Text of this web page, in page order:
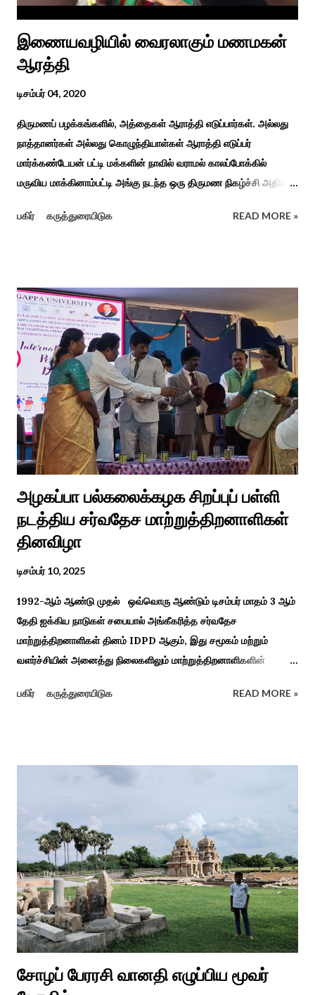
இணையவழியில் வைரலாகும் மணமகன்
ஆரத்தி
டிசம்பர் 04, 2020
திருமணப் பழக்கங்களில், அத்தைகள் ஆராத்தி எடுப்பார்கள். அல்லது
நாத்தானர்கள் அல்லது கொழுந்தியாள்கள் ஆராத்தி எடுப்பர்
மார்க்கண்டேயன் பட்டி மக்களின் நாவில் வராமல் காலப்போக்கில்
மருவிய மாக்கினாம்பட்டி அங்கு நடந்த ஒரு திருமண நிகழ்ச்சி அதில்
ஆராத்தியெடுத்த கொழுந்தியாள்கள் பாடிய ஆராத்தி பாட்டு ஒன்று 30
வைரலாகிகி யது. தமிழகத்தில் ஒவ்வொரு குடும்பத்திற்கும் திருமணப்
பழக்க வழக்கங்கள் ஜாதிய சமூக ரீதியாக வேறுபடும். அந்த வகையில்,
ஆராத்தி எடுக்கும் முறையும் சற்று வேறுபடுடன் தான் இருக்கும்.அப்படி
திருமணம் ஒன்றில் கொழுந்தியாள்கள் மூன்று பேர் இணைந்து
மாப்பிள்ளைக்கு ஆராத்தி எடுத்துள்ளனர். அப்போது மாப்பிள்ளையைக்
கேலியாக நகைச்சுவை உணர்வு பொங்க பாடிய வரிகளை வைத்து
அவர்கள் பாடிய பாடல் இணையதளத்தில் வைரலாகிறது.“மாடு மேய்த்த
மச்சான்” என...
பகிர் கருத்துரையிடுக READ MORE »
அழகப்பா பல்கலைக்கழக சிறப்புப் பள்ளி
நடத்திய சர்வதேச மாற்றுத்திறனாளிகள்
தினவிழா
டிசம்பர் 10, 2025
1992-ஆம் ஆண்டு முதல் ஒவ்வொரு ஆண்டும் டிசம்பர் மாதம் 3 ஆம்
தேதி ஐக்கிய நாடுகள் சபையால் அங்கீகரித்த சர்வதேச
மாற்றுத்திறனாளிகள் தினம் IDPD ஆகும், இது சமூகம் மற்றும்
வளர்ச்சியின் அனைத்து நிலைகளிலும் மாற்றுத்திறனாளிகளின்
நோக்கமாகக் கொண்டது. சமூகத்தில் மாற்றுத்திறனாளிகளின்
நிகழ்ச்சிகள், கருத்தரங்குகள் மற்றும் உதவிகள் வழங்கும் விழாக்கள்
பல்கலைக்கழகத்தின் சிறப்புக் கல்வி மற்றும் மறுவாழ்வு அறிவியல்
துறை, மற்றும் டாக்டர் அழகப்பா கல்வி அறிவியல் நிறுவனம் , மற்றும்
காரைக்குடி ஹெரிடேஜ் ரோட்டரி கிளப், மற்றும் மாற்றுத்
திறனாளிகளுக்கான மல்டிமோடல் மெட்டீரியல் உற்பத்திக்கான மையம்,
மற்றும் ஐடி மற்றும் ஆட்டிசத்திற்கான அழகப்பா பல்கலைக்கழக
சிறப்புப் பள்ளி சார்பில் இந்த ஆணடு விழா சர்வதேச மாற்று...
பகிர் கருத்துரையிடுக READ MORE »
சோழப் பேரரசி வானதி எழுப்பிய மூவர்